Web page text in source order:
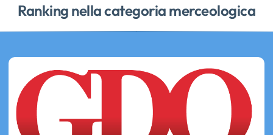
Ranking nella categoria merceologica